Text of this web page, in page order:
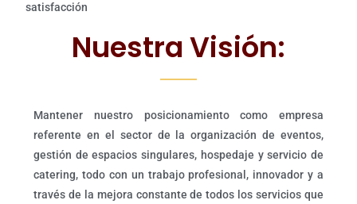
satisfacción
Nuestra Visión:
Mantener nuestro posicionamiento como empresa
referente en el sector de la organización de eventos,
gestión de espacios singulares, hospedaje y servicio de
catering, todo con un trabajo profesional, innovador y a
través de la mejora constante de todos los servicios que